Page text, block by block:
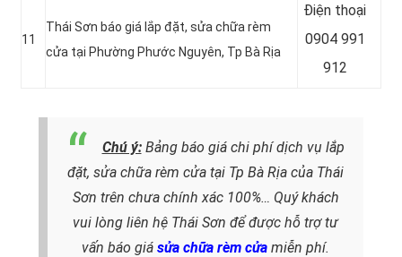
11
Thái Sơn báo giá lắp đặt, sửa chữa rèm
cửa tại Phường Phước Nguyên, Tp Bà Rịa
Điện thoại
0904 991
912
Chú ý:Bảng báo giá chi phí dịch vụ lắp
đặt, sửa chữa rèm cửa tại Tp Bà Rịa của Thái
Sơn trên chưa chính xác 100%… Quý khách
vui lòng liên hệ Thái Sơn để được hỗ trợ tư
vấn báo giá sửa chữa rèm cửa miễn phí.